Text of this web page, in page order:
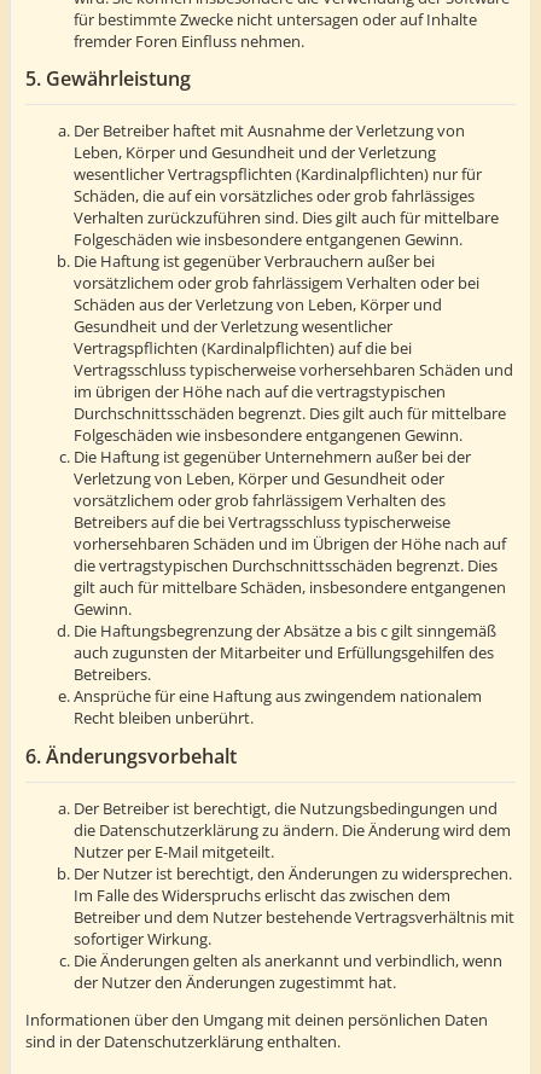
für bestimmte Zwecke nicht untersagen oder auf Inhalte
fremder Foren Einfluss nehmen.
5. Gewährleistung
Der Betreiber haftet mit Ausnahme der Verletzung von
Leben, Körper und Gesundheit und der Verletzung
wesentlicher Vertragspflichten (Kardinalpflichten) nur für
Schäden, die auf ein vorsätzliches oder grob fahrlässiges
Verhalten zurückzuführen sind. Dies gilt auch für mittelbare
Folgeschäden wie insbesondere entgangenen Gewinn.
Die Haftung ist gegenüber Verbrauchern außer bei
vorsätzlichem oder grob fahrlässigem Verhalten oder bei
Schäden aus der Verletzung von Leben, Körper und
Gesundheit und der Verletzung wesentlicher
Vertragspflichten (Kardinalpflichten) auf die bei
Vertragsschluss typischerweise vorhersehbaren Schäden und
im übrigen der Höhe nach auf die vertragstypischen
Durchschnittsschäden begrenzt. Dies gilt auch für mittelbare
Folgeschäden wie insbesondere entgangenen Gewinn.
Die Haftung ist gegenüber Unternehmern außer bei der
Verletzung von Leben, Körper und Gesundheit oder
vorsätzlichem oder grob fahrlässigem Verhalten des
Betreibers auf die bei Vertragsschluss typischerweise
vorhersehbaren Schäden und im Übrigen der Höhe nach auf
die vertragstypischen Durchschnittsschäden begrenzt. Dies
gilt auch für mittelbare Schäden, insbesondere entgangenen
Gewinn.
Die Haftungsbegrenzung der Absätze a bis c gilt sinngemäß
auch zugunsten der Mitarbeiter und Erfüllungsgehilfen des
Betreibers.
Ansprüche für eine Haftung aus zwingendem nationalem
Recht bleiben unberührt.
6. Änderungsvorbehalt
Der Betreiber ist berechtigt, die Nutzungsbedingungen und
die Datenschutzerklärung zu ändern. Die Änderung wird dem
Nutzer per E-Mail mitgeteilt.
Der Nutzer ist berechtigt, den Änderungen zu widersprechen.
Im Falle des Widerspruchs erlischt das zwischen dem
Betreiber und dem Nutzer bestehende Vertragsverhältnis mit
sofortiger Wirkung.
Die Änderungen gelten als anerkannt und verbindlich, wenn
der Nutzer den Änderungen zugestimmt hat.
Informationen über den Umgang mit deinen persönlichen Daten
sind in der Datenschutzerklärung enthalten.